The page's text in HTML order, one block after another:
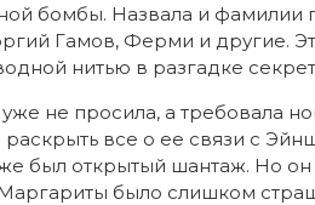
бомбы. Назвала и фамилии
Гамов, Ферми и другие.
нитью в разгадке
не просила, а требовала
все о ее связи с
был открытый шантаж. Но он
было слишком